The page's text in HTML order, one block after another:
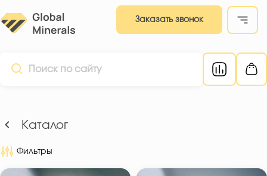
Заказать звонок
Каталог
Фильтры